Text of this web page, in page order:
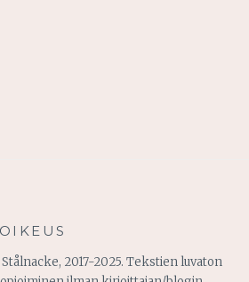
2017-2025. Tekstien luvaton